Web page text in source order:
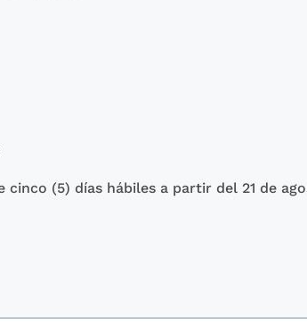
(5) días hábiles a partir del 21 de